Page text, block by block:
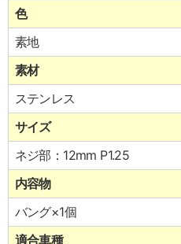
色
素地
素材
ステンレス
サイズ
ネジ部：12mm P1.25
内容物
バング×1個
適合車種